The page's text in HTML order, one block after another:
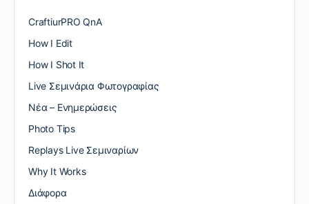
CraftiurPRO QnA
How I Edit
How I Shot It
Live Σεμινάρια Φωτογραφίας
Nέα – Ενημερώσεις
Photo Tips
Replays Live Σεμιναρίων
Why It Works
Διάφορα